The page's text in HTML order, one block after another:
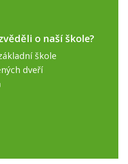
o naší škole?
škole
dveří